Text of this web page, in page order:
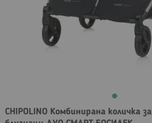
CHIPOLINO Комбинирана количка за